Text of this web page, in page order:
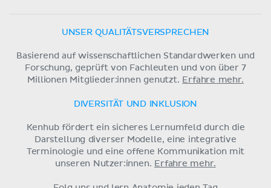
UNSER QUALITÄTSVERSPRECHEN
Basierend auf wissenschaftlichen Standardwerken und
Forschung, geprüft von Fachleuten und von über 7
Millionen Mitglieder:innen genutzt. Erfahre mehr.
DIVERSITÄT UND INKLUSION
Kenhub fördert ein sicheres Lernumfeld durch die
Darstellung diverser Modelle, eine integrative
Terminologie und eine offene Kommunikation mit
unseren Nutzer:innen. Erfahre mehr.